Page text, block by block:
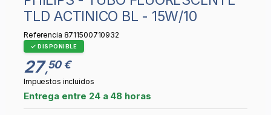
TLD ACTINICO BL - 15W/10
Referencia 8711500710932
DISPONIBLE
27 ,50 €
Impuestos incluidos
Entrega entre 24 a 48 horas